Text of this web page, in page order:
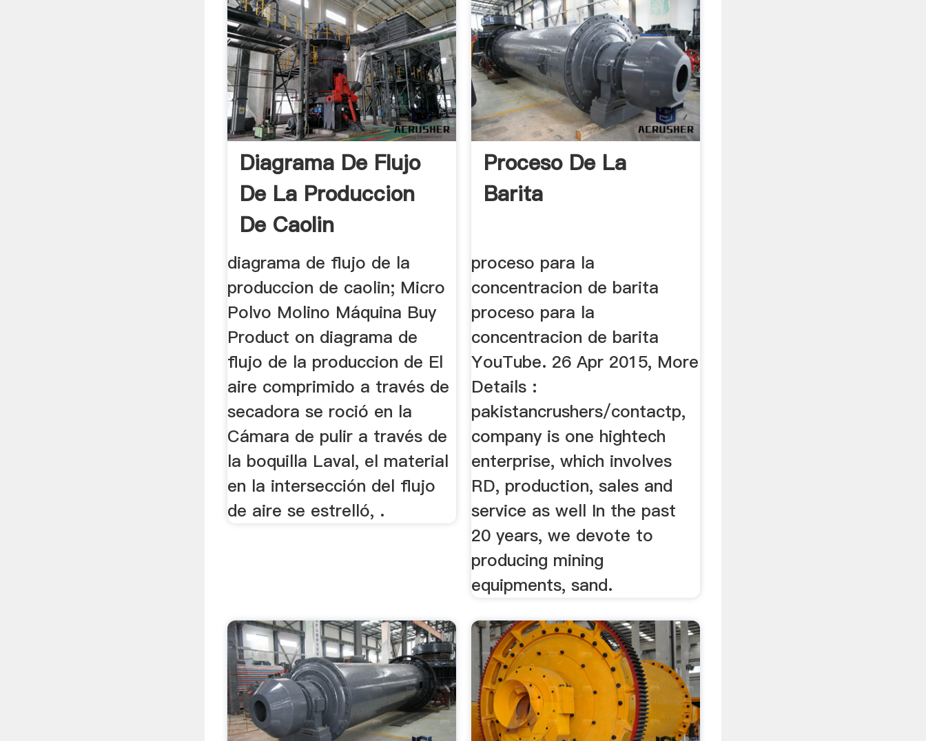
Diagrama De Flujo
De La Produccion
De Caolin
diagrama de flujo de la
produccion de caolin; Micro
Polvo Molino Máquina Buy
Product on diagrama de
flujo de la produccion de El
aire comprimido a través de
secadora se roció en la
Cámara de pulir a través de
la boquilla Laval, el material
en la intersección del flujo
de aire se estrelló, .
Proceso De La
Barita
proceso para la
concentracion de barita
proceso para la
concentracion de barita
YouTube. 26 Apr 2015, More
Details :
pakistancrushers/contactp,
company is one hightech
enterprise, which involves
RD, production, sales and
service as well In the past
20 years, we devote to
producing mining
equipments, sand.